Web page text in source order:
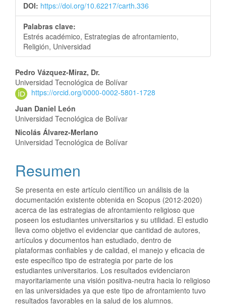
DOI: https://doi.org/10.62217/carth.336
Palabras clave:
Estrés académico, Estrategias de afrontamiento,
Religión, Universidad
Pedro Vázquez-Miraz, Dr.
Universidad Tecnológica de Bolívar
https://orcid.org/0000-0002-5801-1728
Juan Daniel León
Universidad Tecnológica de Bolívar
Nicolás Álvarez-Merlano
Universidad Tecnológica de Bolívar
Resumen
Se presenta en este artículo científico un análisis de la
documentación existente obtenida en Scopus (2012-2020)
acerca de las estrategias de afrontamiento religioso que
poseen los estudiantes universitarios y su utilidad. El estudio
lleva como objetivo el evidenciar que cantidad de autores,
artículos y documentos han estudiado, dentro de
plataformas confiables y de calidad, el manejo y eficacia de
este específico tipo de estrategia por parte de los
estudiantes universitarios. Los resultados evidenciaron
mayoritariamente una visión positiva-neutra hacia lo religioso
en las universidades ya que este tipo de afrontamiento tuvo
resultados favorables en la salud de los alumnos.